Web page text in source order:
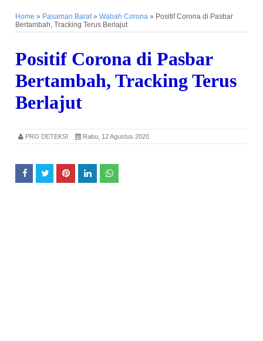
Home » Pasaman Barat»Wabah Corona » Positif Corona di Pasbar
Bertambah, Tracking Terus Berlajut
Positif Corona di Pasbar
Bertambah, Tracking Terus
Berlajut
PRO DETEKSI Rabu, 12 Agustus 2020